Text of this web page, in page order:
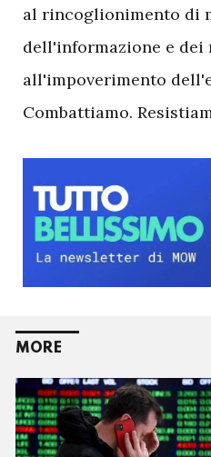
al rincoglionimento di
dell'informazione e dei
all'impoverimento
Combattiamo.
MORE